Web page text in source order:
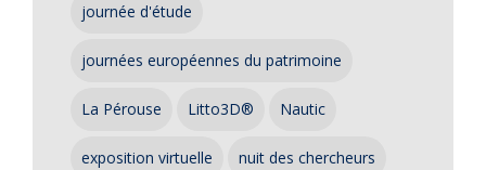
journée d'étude
journées européennes du patrimoine
La Pérouse Litto3D® Nautic
exposition virtuelle nuit des chercheurs